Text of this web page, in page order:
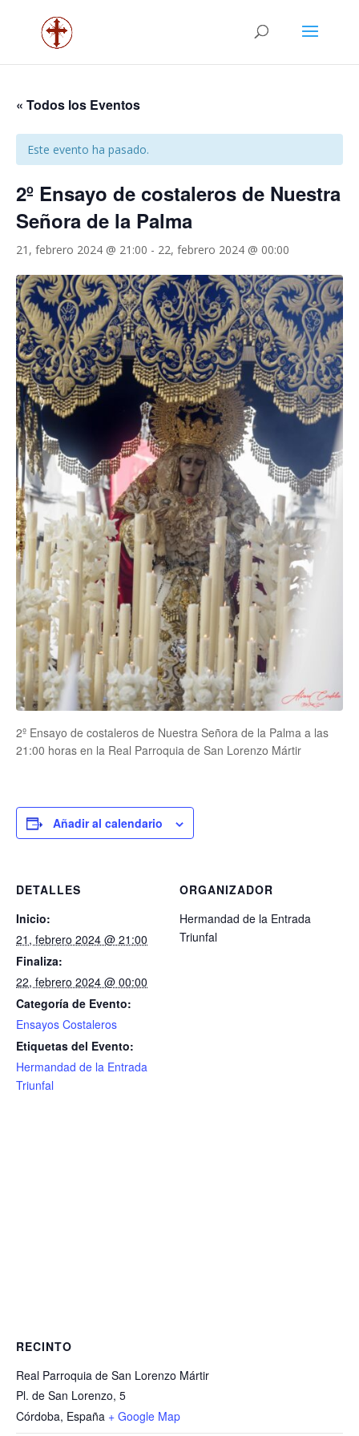
« Todos los Eventos
Este evento ha pasado.
2º Ensayo de costaleros de Nuestra
Señora de la Palma
21, febrero 2024 @ 21:00 - 22, febrero 2024 @ 00:00
2º Ensayo de costaleros de Nuestra Señora de la Palma a las
21:00 horas en la Real Parroquia de San Lorenzo Mártir
Añadir al calendario
DETALLES
Inicio:
21, febrero 2024 @ 21:00
Finaliza:
22, febrero 2024 @ 00:00
Categoría de Evento:
Ensayos Costaleros
Etiquetas del Evento:
Hermandad de la Entrada
Triunfal
ORGANIZADOR
Hermandad de la Entrada
Triunfal
RECINTO
Real Parroquia de San Lorenzo Mártir
Pl. de San Lorenzo, 5
Córdoba, España + Google Map